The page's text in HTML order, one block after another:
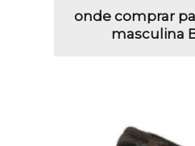
onde comprar
masculina